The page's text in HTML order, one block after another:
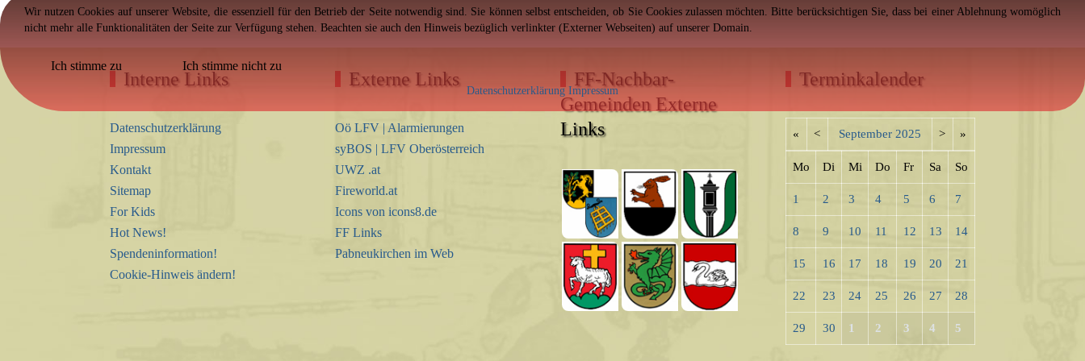
Interne Links
Datenschutzerklärung
Impressum
Kontakt
Sitemap
For Kids
Hot News!
Spendeninformation!
Cookie-Hinweis ändern!
Externe Links
Oö LFV | Alarmierungen
syBOS | LFV Oberösterreich
UWZ .at
Fireworld.at
Icons von icons8.de
FF Links
Pabneukirchen im Web
FF-Nachbar-
Gemeinden Externe
Links
Terminkalender
« < September 2025 > »
Mo Di Mi Do Fr Sa So
1 2 3 4 5 6 7
8 9 10 11 12 13 14
15 16 17 18 19 20 21
22 23 24 25 26 27 28
29 30 1 2 3 4 5
Wir nutzen Cookies auf unserer Website, die essenziell für den Betrieb der Seite notwendig sind. Sie können selbst entscheiden, ob Sie Cookies zulassen möchten. Bitte berücksichtigen Sie, dass bei einer Ablehnung womöglich
nicht mehr alle Funktionalitäten der Seite zur Verfügung stehen. Beachten sie auch den Hinweis bezüglich verlinkter (Externer Webseiten) auf unserer Domain.
Ich stimme zu Ich stimme nicht zu
Datenschutzerklärung Impressum